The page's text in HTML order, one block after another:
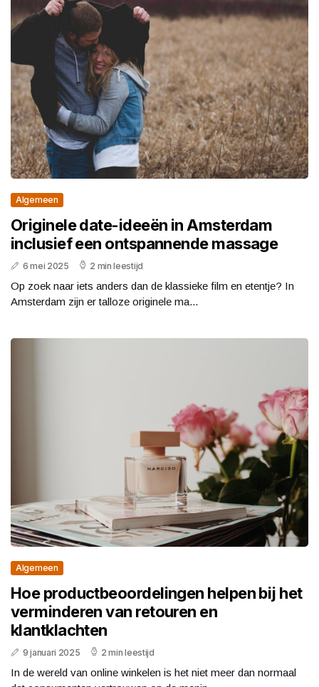
Algemeen
Originele date-ideeën in Amsterdam
inclusief een ontspannende massage
6 mei 2025 2 min leestijd
Op zoek naar iets anders dan de klassieke film en etentje? In
Amsterdam zijn er talloze originele ma...
Algemeen
Hoe productbeoordelingen helpen bij het
verminderen van retouren en
klantklachten
9 januari 2025 2 min leestijd
In de wereld van online winkelen is het niet meer dan normaal